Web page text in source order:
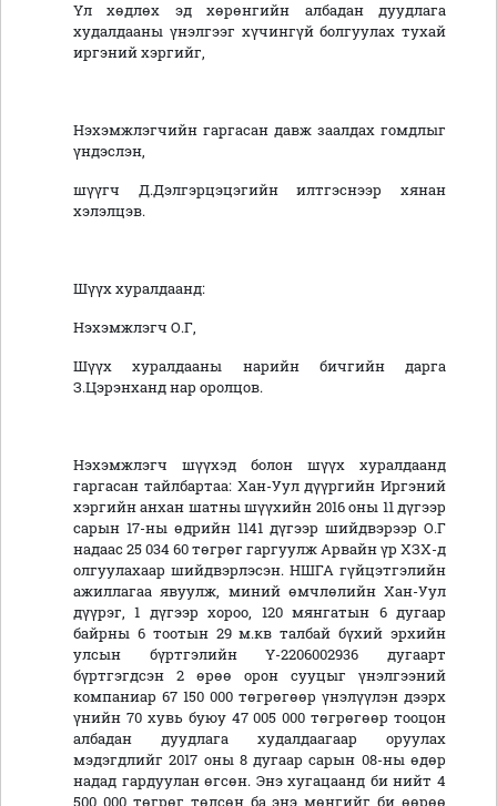
Үл хөдлөх эд хөрөнгийн албадан дуудлага
худалдааны үнэлгээг хүчингүй болгуулах тухай
иргэний хэргийг,
Нэхэмжлэгчийн гаргасан давж заалдах гомдлыг
үндэслэн,
шүүгч Д.Дэлгэрцэцэгийн илтгэснээр хянан
хэлэлцэв.
Шүүх хуралдаанд:
Нэхэмжлэгч О.Г,
Шүүх хуралдааны нарийн бичгийн дарга
З.Цэрэнханд нар оролцов.
Нэхэмжлэгч шүүхэд болон шүүх хуралдаанд
гаргасан тайлбартаа: Хан-Уул дүүргийн Иргэний
хэргийн анхан шатны шүүхийн 2016 оны 11 дүгээр
сарын 17-ны өдрийн 1141 дүгээр шийдвэрээр О.Г
надаас 25 034 60 төгрөг гаргуулж Арвайн үр ХЗХ-д
олгуулахаар шийдвэрлэсэн. НШГА гүйцэтгэлийн
ажиллагаа явуулж, миний өмчлөлийн Хан-Уул
дүүрэг, 1 дүгээр хороо, 120 мянгатын 6 дугаар
байрны 6 тоотын 29 м.кв талбай бүхий эрхийн
улсын бүртгэлийн Ү-2206002936 дугаарт
бүртгэгдсэн 2 өрөө орон сууцыг үнэлгээний
компаниар 67 150 000 төгрөгөөр үнэлүүлэн дээрх
үнийн 70 хувь буюу 47 005 000 төгрөгөөр тооцон
албадан дуудлага худалдаагаар оруулах
мэдэгдлийг 2017 оны 8 дугаар сарын 08-ны өдөр
надад гардуулан өгсөн. Энэ хугацаанд би нийт 4
500 000 төгрөг төлсөн ба энэ мөнгийг би өөрөө